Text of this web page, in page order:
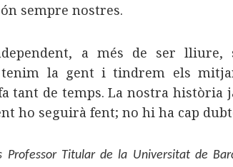
sempre nostres.
a més de ser lliure,
la gent i tindrem els
tant de temps. La nostra història
ho seguirà fent; no hi ha cap
Professor Titular de la Universitat de